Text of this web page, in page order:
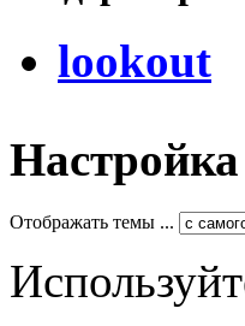
lookout
Отображать темы ...